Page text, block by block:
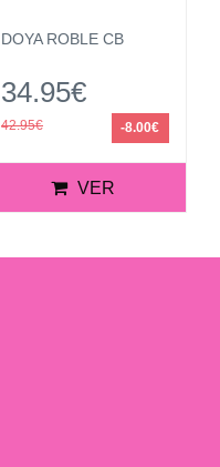
DOYA ROBLE CB
34.95€
42.95€ -8.00€
VER